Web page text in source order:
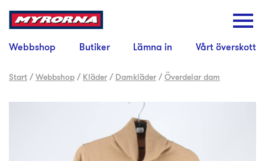
Webbshop Butiker Lämna in Vårt överskott
Start /Webbshop / Kläder / Damkläder /Överdelar dam